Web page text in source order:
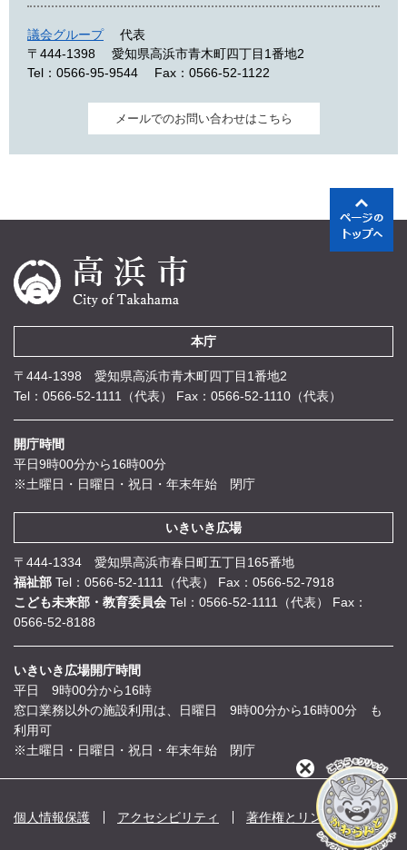
議会グループ
代表
〒444-1398
愛知県高浜市青木町四丁目1番地2
Tel：0566-95-9544
Fax：0566-52-1122
メールでのお問い合わせはこちら
本庁
〒444-1398 愛知県高浜市青木町四丁目1番地2
Tel：0566-52-1111（代表）
Fax：0566-52-1110（代表）
開庁時間
平日9時00分から16時00分
※土曜日・日曜日・祝日・年末年始 閉庁
いきいき広場
〒444-1334 愛知県高浜市春日町五丁目165番地
福祉部 Tel：0566-52-1111（代表）
Fax：0566-52-7918
こども未来部・教育委員会 Tel：0566-52-1111（代表）
Fax：
0566-52-8188
いきいき広場開庁時間
平日 9時00分から16時
窓口業務以外の施設利用は、日曜日 9時00分から16時00分 も
利用可
※土曜日・日曜日・祝日・年末年始 閉庁
個人情報保護 アクセシビリティ 著作権とリンク
閉